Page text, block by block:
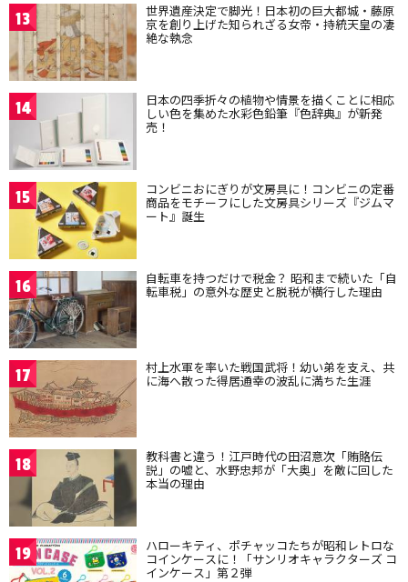
13 世界遺産決定で脚光！日本初の巨大都城・藤原
京を創り上げた知られざる女帝・持統天皇の凄
絶な執念
14 日本の四季折々の植物や情景を描くことに相応
しい色を集めた水彩色鉛筆『色辞典』が新発
売！
15 コンビニおにぎりが文房具に！コンビニの定番
商品をモチーフにした文房具シリーズ『ジムマ
ート』誕生
16 自転車を持つだけで税金？ 昭和まで続いた「自
転車税」の意外な歴史と脱税が横行した理由
17 村上水軍を率いた戦国武将！幼い弟を支え、共
に海へ散った得居通幸の波乱に満ちた生涯
18 教科書と違う！江戸時代の田沼意次「賄賂伝
説」の嘘と、水野忠邦が「大奥」を敵に回した
本当の理由
19 ハローキティ、ポチャッコたちが昭和レトロな
コインケースに！「サンリオキャラクターズ コ
インケース」第２弾